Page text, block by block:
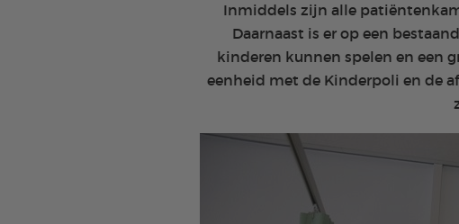
Inmiddels zijn alle
Daarnaast is er op een
kinderen kunnen spelen en een
eenheid met de Kinderpoli en de